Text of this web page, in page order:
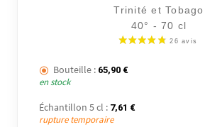
Trinité et Tobago
40° - 70 cl
Bouteille : 65,90 €
en stock
Échantillon 5 cl : 7,61 €
rupture temporaire